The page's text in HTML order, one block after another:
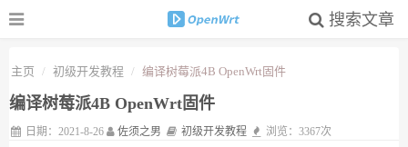
搜索文章
主页 初级开发教程 编译树莓派4B OpenWrt固件
编译树莓派4B OpenWrt固件
日期：2021-8-26 佐须之男 初级开发教程 浏览：3367次